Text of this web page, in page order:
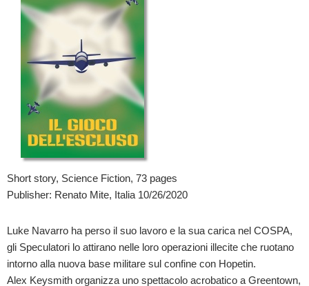
Short story, Science Fiction, 73 pages
Publisher: Renato Mite, Italia 10/26/2020
Luke Navarro ha perso il suo lavoro e la sua carica nel COSPA,
gli Speculatori lo attirano nelle loro operazioni illecite che ruotano
intorno alla nuova base militare sul confine con Hopetin.
Alex Keysmith organizza uno spettacolo acrobatico a Greentown,